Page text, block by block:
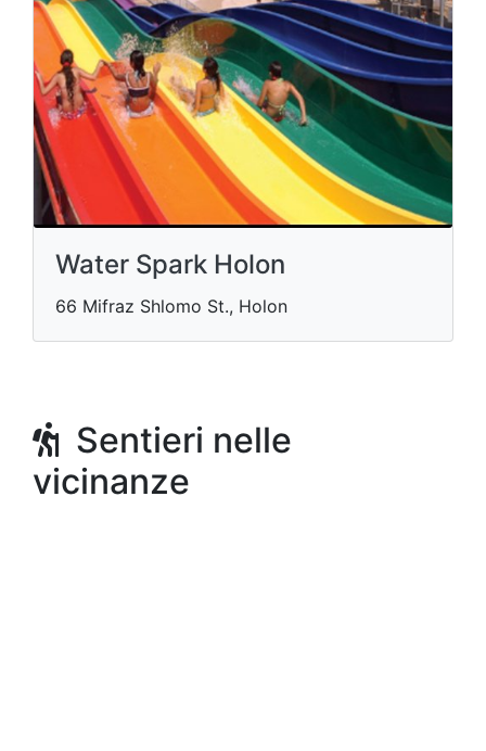
Water Spark Holon
66 Mifraz Shlomo St., Holon
Sentieri nelle
vicinanze